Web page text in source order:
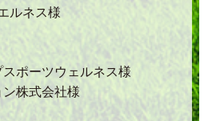
ルネス様
ポーツウェルネス様
株式会社様